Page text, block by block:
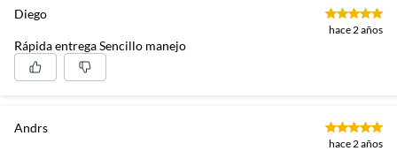
Diego
hace 2 años
Rápida entrega Sencillo manejo
Andrs
hace 2 años